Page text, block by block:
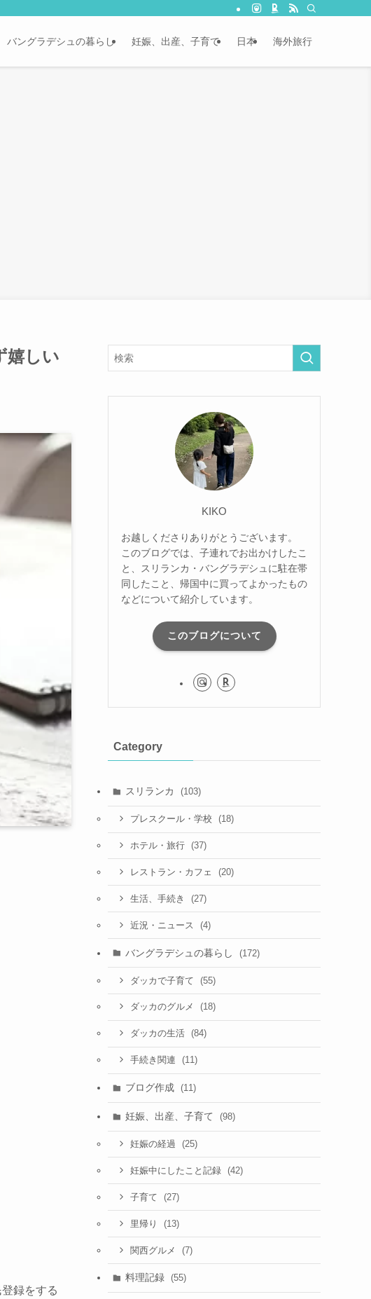
バングラデシュの暮らし 妊娠、出産、子育て 日本 海外旅行
嬉しい
録をする
KIKO
お越しくださりありがとうございます。
このブログでは、子連れでお出かけしたこ
と、スリランカ・バングラデシュに駐在帯
同したこと、帰国中に買ってよかったもの
などについて紹介しています。
このブログについて
Category
スリランカ (103)
プレスクール・学校 (18)
ホテル・旅行 (37)
レストラン・カフェ (20)
生活、手続き (27)
近況・ニュース (4)
バングラデシュの暮らし (172)
ダッカで子育て (55)
ダッカのグルメ (18)
ダッカの生活 (84)
手続き関連 (11)
ブログ作成 (11)
妊娠、出産、子育て (98)
妊娠の経過 (25)
妊娠中にしたこと記録 (42)
子育て (27)
里帰り (13)
関西グルメ (7)
料理記録 (55)